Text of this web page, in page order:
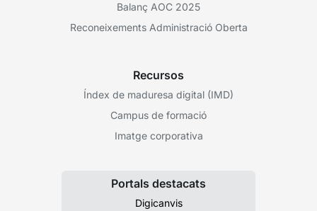
Balanç AOC 2025
Reconeixements Administració Oberta
Recursos
Índex de maduresa digital (IMD)
Campus de formació
Imatge corporativa
Portals destacats
Digicanvis